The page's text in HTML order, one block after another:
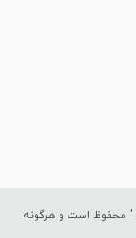
" محفوظ است و هرگونه